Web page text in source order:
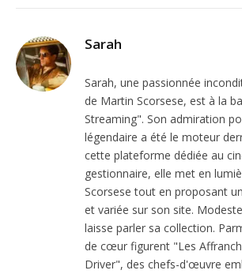
Sarah
Sarah, une passionnée
de Martin Scorsese, est à la
Streaming". Son admiration
légendaire a été le moteur
cette plateforme dédiée au
gestionnaire, elle met en
Scorsese tout en proposant
et variée sur son site.
laisse parler sa collection.
de cœur figurent "Les
Driver", des chefs-d'œuvre